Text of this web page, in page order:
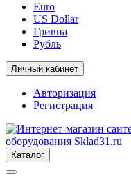
Euro
US Dollar
Гривна
Рубль
Личный кабинет
Авторизация
Регистрация
Каталог